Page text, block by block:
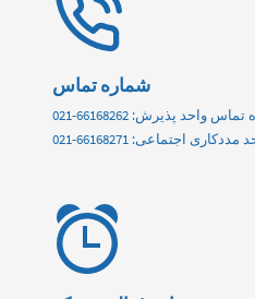
شماره تماس
اجتماعی: 66168271-021